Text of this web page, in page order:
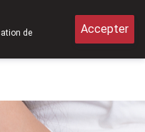
de
Accepter